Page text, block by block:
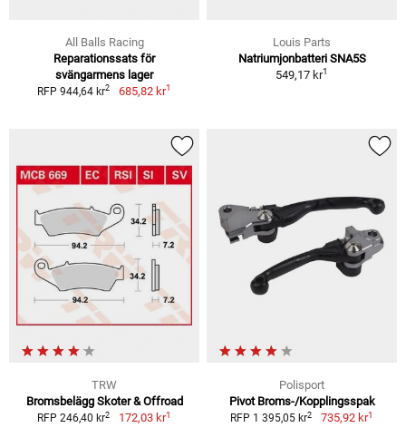
All Balls Racing
Reparationssats för
svängarmens lager
RFP 944,64 kr2 685,82 kr1
Louis Parts
Natriumjonbatteri SNA5S
549,17 kr1
TRW
Bromsbelägg Skoter & Offroad
RFP 246,40 kr2 172,03 kr1
Polisport
Pivot Broms-/Kopplingsspak
RFP 1 395,05 kr2 735,92 kr1